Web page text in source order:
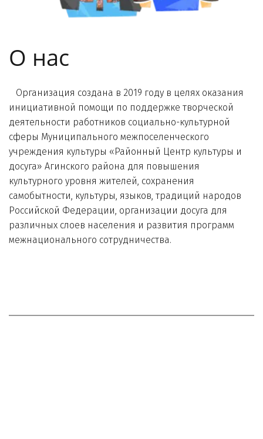
О нас
инициативной помощи по поддержке творческой
деятельности работников социально-культурной
сферы Муниципального межпоселенческого
учреждения культуры «Районный Центр культуры и
досуга» Агинского района для повышения
культурного уровня жителей, сохранения
самобытности, культуры, языков, традиций народов
Российской Федерации, организации досуга для
различных слоев населения и развития программ
межнационального сотрудничества.